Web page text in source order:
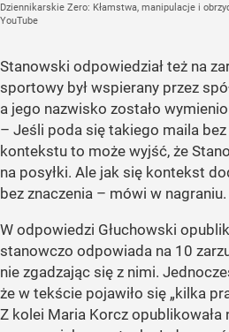
Dziennikarskie Zero: Kłamstwa, manipulacje i
YouTube
Stanowski odpowiedział też na
sportowy był wspierany przez
a jego nazwisko zostało
– Jeśli poda się takiego maila
kontekstu to może wyjść, że
na posyłki. Ale jak się kontekst
bez znaczenia – mówi w nagraniu.
W odpowiedzi Głuchowski
stanowczo odpowiada na 10
nie zgadzając się z nimi.
że w tekście pojawiło się „kilka
Z kolei Maria Korcz